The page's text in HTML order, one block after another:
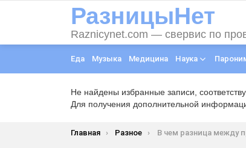
РазницыНет
Raznicynet.com — свервис по
Еда Музыка Медицина Наука
Не найдены избранные записи,
Для получения дополнительной
Вы здесь:
Главная Разное В чем разница между прокатом и арендой,